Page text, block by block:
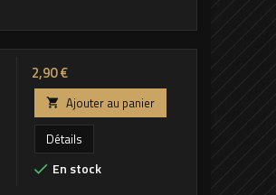
Prix
2,90 €

Ajouter au panier
Détails
 En stock